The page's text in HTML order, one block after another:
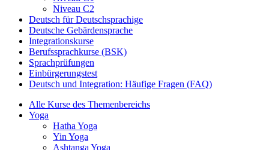
Niveau C2
Deutsch für Deutschsprachige
Deutsche Gebärdensprache
Integrationskurse
Berufssprachkurse (BSK)
Sprachprüfungen
Einbürgerungstest
Deutsch und Integration: Häufige Fragen (FAQ)
Alle Kurse des Themenbereichs
Yoga
Hatha Yoga
Yin Yoga
Ashtanga Yoga